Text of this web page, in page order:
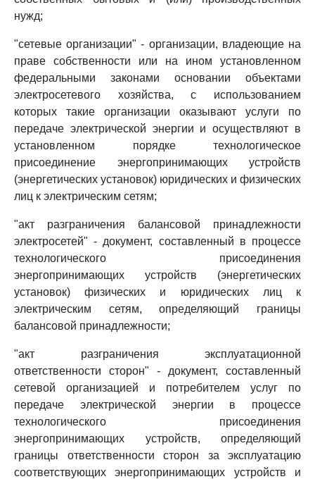
нужд;
"сетевые организации" - организации, владеющие на
праве собственности или на ином установленном
федеральными законами основании объектами
электросетевого хозяйства, с использованием
которых такие организации оказывают услуги по
передаче электрической энергии и осуществляют в
установленном порядке технологическое
присоединение энергопринимающих устройств
(энергетических установок) юридических и физических
лиц к электрическим сетям;
"акт разграничения балансовой принадлежности
электросетей" - документ, составленный в процессе
технологического присоединения
энергопринимающих устройств (энергетических
установок) физических и юридических лиц к
электрическим сетям, определяющий границы
балансовой принадлежности;
"акт разграничения эксплуатационной
ответственности сторон" - документ, составленный
сетевой организацией и потребителем услуг по
передаче электрической энергии в процессе
технологического присоединения
энергопринимающих устройств, определяющий
границы ответственности сторон за эксплуатацию
соответствующих энергопринимающих устройств и